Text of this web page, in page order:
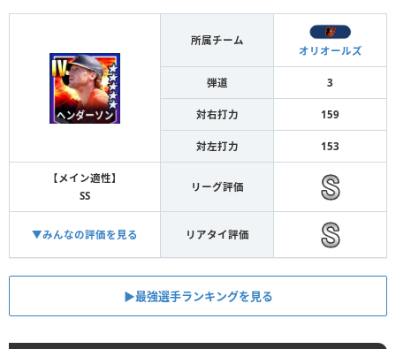
所属チーム
オリオールズ
弾道 3
対右打力 159
対左打力 153
【メイン適性】
SS
リーグ評価
▼みんなの評価を見る リアタイ評価
▶︎最強選手ランキングを見る